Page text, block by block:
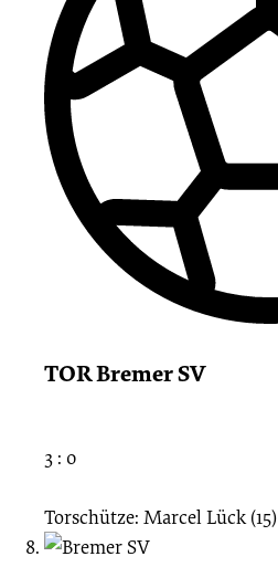
TOR Bremer SV
3 : 0
Torschütze: Marcel Lück (15)